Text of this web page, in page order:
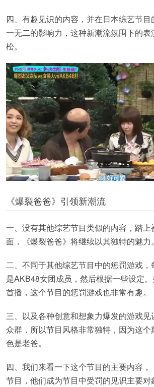
四、有趣见识的内容，并在日本综艺节
一无二的影响力，这种新潮流氛围下的
松。
《爆裂爸爸》引领新潮流
一、没有其他综艺节目类似的内容，踏
面，《爆裂爸爸》将继续以其独特的魅力。
二、不同于其他综艺节目中的惩罚游戏
是AKB48女团成员，然后根据一些设定
首播，这个节目的惩罚游戏也非常有趣。
三、以及各种创意和想象力爆发的游戏
众群，所以节目风格非常独特，因为这个
色是老爸。
四、我们来看一下这个节目的主要内容
节目，他们成为节目中受罚的见识主要对